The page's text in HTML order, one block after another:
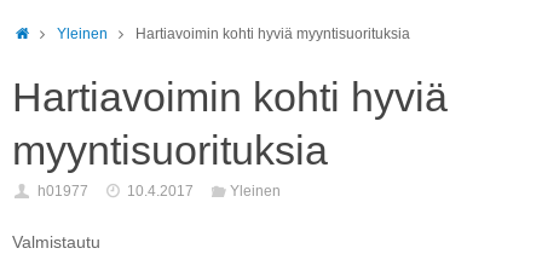
HomeYleinen Hartiavoimin kohti hyviä myyntisuorituksia
Hartiavoimin kohti hyviä
myyntisuorituksia
h01977 10.4.2017 Yleinen
Valmistautu